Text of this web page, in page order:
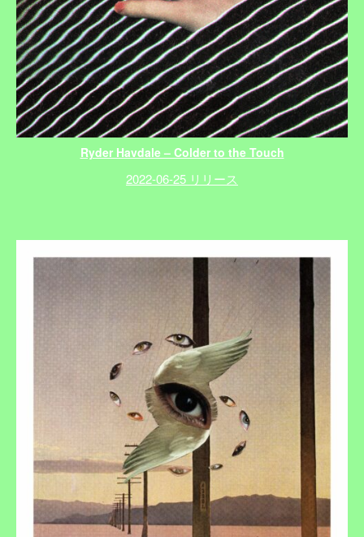
Ryder Havdale – Colder to the Touch
2022-06-25 リリース